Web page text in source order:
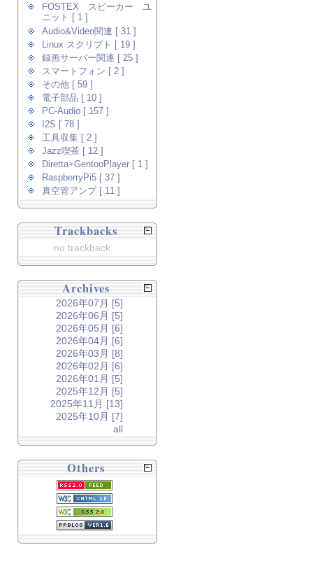
FOSTEX スピーカー ユ
ニット [ 1 ]
Audio&Video関連 [ 31 ]
Linux スクリプト [ 19 ]
録画サーバー関連 [ 25 ]
スマートフォン [ 2 ]
その他 [ 59 ]
電子部品 [ 10 ]
PC-Audio [ 157 ]
I2S [ 78 ]
工具収集 [ 2 ]
Jazz喫茶 [ 12 ]
Diretta+GentooPlayer [ 1 ]
RaspberryPi5 [ 37 ]
真空管アンプ [ 11 ]
Trackbacks
no trackback
Archives
2026年07月 [5]
2026年06月 [5]
2026年05月 [6]
2026年04月 [6]
2026年03月 [8]
2026年02月 [6]
2026年01月 [5]
2025年12月 [5]
2025年11月 [13]
2025年10月 [7]
all
Others